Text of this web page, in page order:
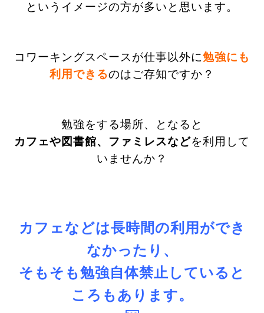
というイメージの方が多いと思います。
コワーキングスペースが仕事以外に勉強にも
利用できるのはご存知ですか？
勉強をする場所、となると
カフェや図書館、ファミレスなどを利用して
いませんか？
カフェなどは長時間の利用ができ
なかったり、
そもそも勉強自体禁止していると
ころもあります。